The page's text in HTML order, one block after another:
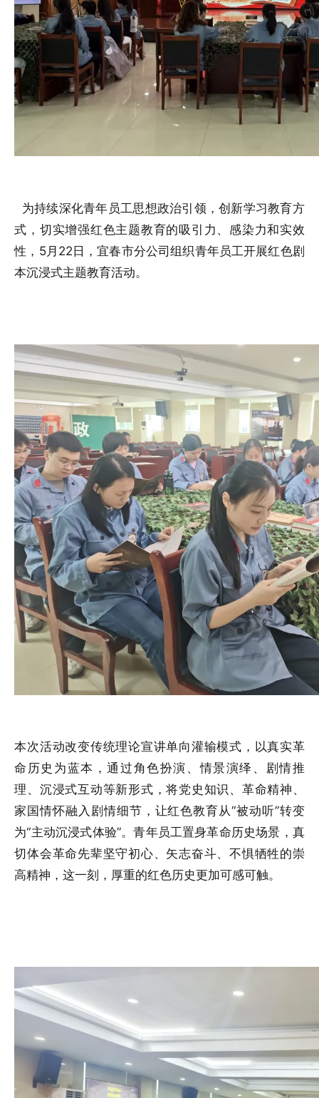
为持续深化青年员工思想政治引领，创新学习教育方
式，切实增强红色主题教育的吸引力、感染力和实效
性，5月22日，宜春市分公司组织青年员工开展红色剧
本沉浸式主题教育活动。
本次活动改变传统理论宣讲单向灌输模式，以真实革
命历史为蓝本，通过角色扮演、情景演绎、剧情推
理、沉浸式互动等新形式，将党史知识、革命精神、
家国情怀融入剧情细节，让红色教育从“被动听”转变
为“主动沉浸式体验”。青年员工置身革命历史场景，真
切体会革命先辈坚守初心、矢志奋斗、不惧牺牲的崇
高精神，这一刻，厚重的红色历史更加可感可触。